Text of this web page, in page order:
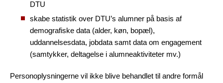
DTU
skabe statistik over DTU’s alumner på basis af
demografiske data (alder, køn, bopæl),
uddannelsesdata, jobdata samt data om engagement
(samtykker, deltagelse i alumneaktiviteter mv.)
Personoplysningerne vil ikke blive behandlet til andre formål